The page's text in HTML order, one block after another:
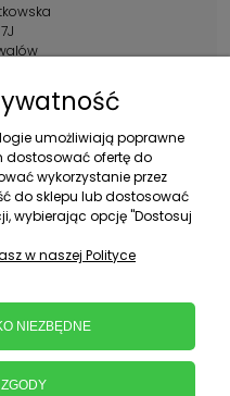
983
16:00
umożliwiają poprawne
dostosować ofertę do
wykorzystanie przez
do sklepu lub dostosować
wybierając opcję "Dostosuj
w naszej Polityce
NIEZBĘDNE